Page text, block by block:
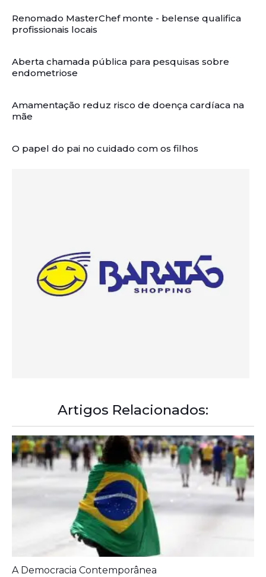
Renomado MasterChef monte - belense qualifica
profissionais locais
Aberta chamada pública para pesquisas sobre
endometriose
Amamentação reduz risco de doença cardíaca na
mãe
O papel do pai no cuidado com os filhos
Artigos Relacionados:
A Democracia Contemporânea